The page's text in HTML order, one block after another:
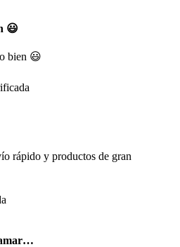
😃
bien 😃
rápido y productos de gran